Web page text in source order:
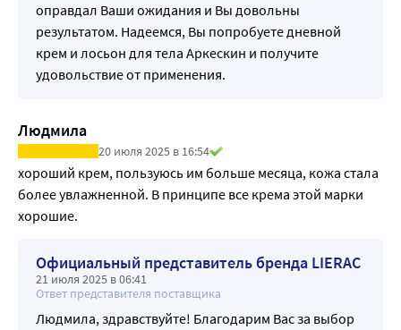
оправдал Ваши ожидания и Вы довольны
результатом. Надеемся, Вы попробуете дневной
крем и лосьон для тела Аркескин и получите
удовольствие от применения.
Людмила
20 июля 2025 в 16:54
хороший крем, пользуюсь им больше месяца, кожа стала
более увлажненной. В принципе все крема этой марки
хорошие.
Официальный представитель бренда LIERAC
21 июля 2025 в 06:41
Ответ представителя поставщика
Людмила, здравствуйте! Благодарим Вас за выбор